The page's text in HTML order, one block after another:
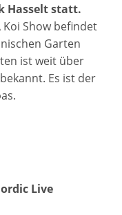
Hasselt statt.
Koi Show befindet
Garten
ist weit über
Es ist der
Live